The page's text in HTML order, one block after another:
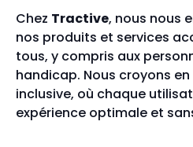
Chez Tractive, nous nous
nos produits et services
tous, y compris aux
handicap. Nous croyons
inclusive, où chaque
expérience optimale et